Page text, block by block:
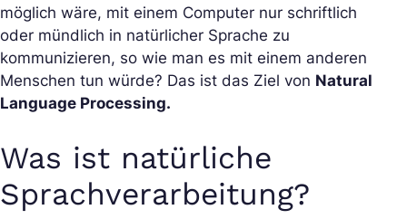
möglich wäre, mit einem Computer nur schriftlich
oder mündlich in natürlicher Sprache zu
kommunizieren, so wie man es mit einem anderen
Menschen tun würde? Das ist das Ziel von Natural
Language Processing.
Was ist natürliche
Sprachverarbeitung?